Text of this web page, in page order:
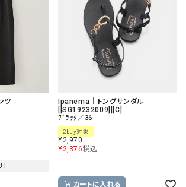
ツ
Ipanema｜トングサンダル
[[SG19232009]][C]
ﾌﾞﾗｯｸ／36
2buy対象
¥2,970
¥2,376税込
カートに入れる